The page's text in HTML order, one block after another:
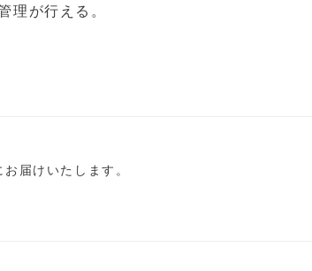
理が行える。
届けいたします。